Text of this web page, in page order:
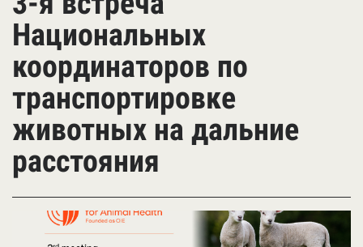
Национальных
координаторов по
транспортировке
животных на дальние
расстояния